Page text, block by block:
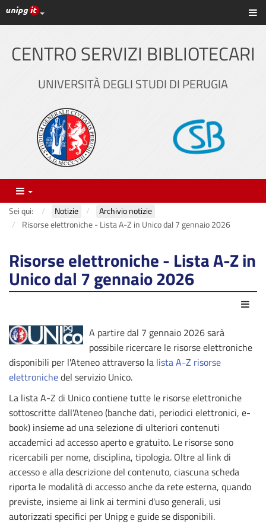
Vai
al
principale
Link ai principali servizi web di Ateneo
CENTRO SERVIZI BIBLIOTECARI
UNIVERSITÀ DEGLI STUDI DI PERUGIA
Menu
Sei qui: Notizie
Archivio notizie
Risorse elettroniche - Lista A-Z in Unico dal 7 gennaio 2026
Risorse elettroniche - Lista A-Z in
Unico dal 7 gennaio 2026
A partire dal 7 gennaio 2026 sarà
possibile ricercare le risorse elettroniche
disponibili per l'Ateneo attraverso la lista A-Z risorse
elettronichedel servizio Unico.
La lista A-Z di Unico contiene tutte le risorse elettroniche
sottoscritte dall'Ateneo (banche dati, periodici elettronici, e-
book) insieme ad una selezione di ulteriori contenuti
accademici ad accesso aperto e gratuito. Le risorse sono
ricercabili per nome, disciplina, tipologia. Oltre al link di
accesso e alla descrizione del contenuto, ciascuna scheda
riporta le modalità di accesso anche da rete esterna, quando
previste, insieme ai link ai termini d'uso generali, usi
autorizzati specifici per Unipg e guide se disponibili.